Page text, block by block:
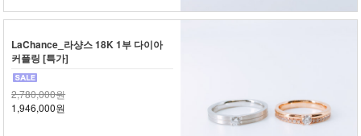
LaChance_라샹스 18K 1부 다이아
커플링 [특가]
2,780,000원
1,946,000원